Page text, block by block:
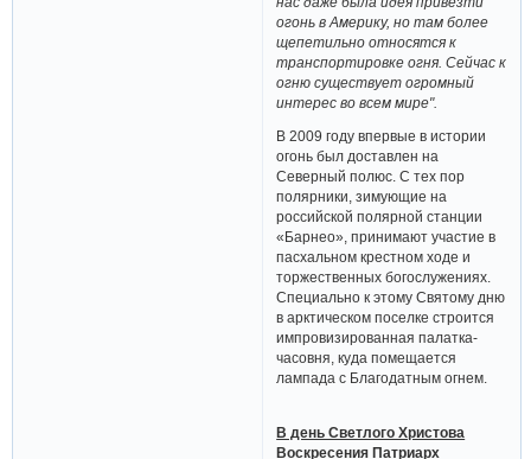
огонь в Америку, но там более
щепетильно относятся к
транспортировке огня. Сейчас к
огню существует огромный
интерес во всем мире".
В 2009 году впервые в истории
огонь был доставлен на
Северный полюс. С тех пор
полярники, зимующие на
российской полярной станции
«Барнео», принимают участие в
пасхальном крестном ходе и
торжественных богослужениях.
Специально к этому Святому дню
в арктическом поселке строится
импровизированная палатка-
часовня, куда помещается
лампада с Благодатным огнем.
В день Светлого Христова
Воскресения Патриарх